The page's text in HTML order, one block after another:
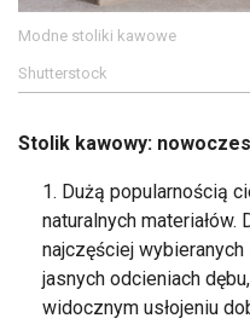
Modne stoliki kawowe
Shutterstock
Stolik kawowy:
Dużą popularnością
naturalnych
najczęściej
jasnych odcieniach
widocznym usłojeniu